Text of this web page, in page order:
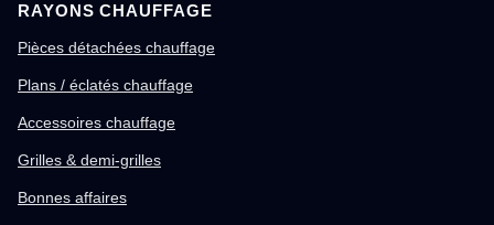
RAYONS CHAUFFAGE
Pièces détachées chauffage
Plans / éclatés chauffage
Accessoires chauffage
Grilles & demi-grilles
Bonnes affaires